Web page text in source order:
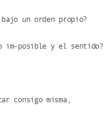
un orden propio?
im-posible y el sentido?
consigo misma,